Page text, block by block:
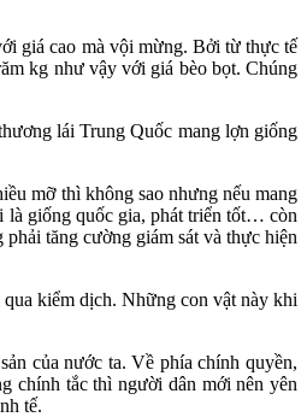
giá cao mà vội mừng. Bởi từ thực tế
kg như vậy với giá bèo bọt. Chúng
lái Trung Quốc mang lợn giống
mỡ thì không sao nhưng nếu mang
là giống quốc gia, phát triển tốt… còn
tăng cường giám sát và thực hiện
kiểm dịch. Những con vật này khi
của nước ta. Về phía chính quyền,
chính tắc thì người dân mới nên yên
tế.